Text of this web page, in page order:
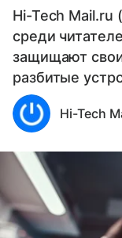
Hi-Tech Mail.ru
среди
защищают
разбитые
Hi-Tech